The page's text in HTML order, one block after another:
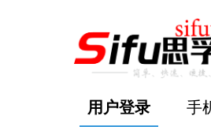
用户登录 手